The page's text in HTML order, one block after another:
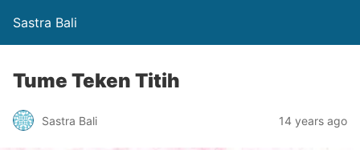
Sastra Bali
Tume Teken Titih
Sastra Bali 14 years ago